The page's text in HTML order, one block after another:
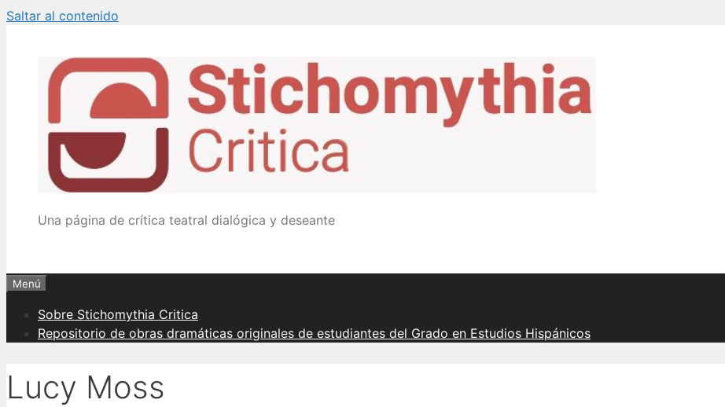
Saltar al contenido
Una página de crítica teatral dialógica y deseante
Menú
Sobre Stichomythia Critica
Repositorio de obras dramáticas originales de estudiantes del Grado en Estudios Hispánicos
Lucy Moss